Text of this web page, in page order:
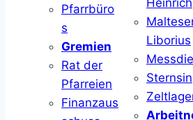
Pfarrbüro
s
Gremien
Rat der
Pfarreien
Finanzaus
Heinrich
Liborius